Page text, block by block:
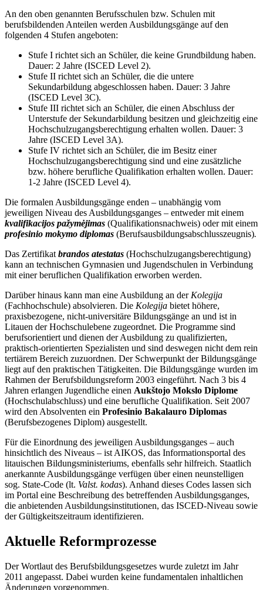
An den oben genannten Berufsschulen bzw. Schulen mit
berufsbildenden Anteilen werden Ausbildungsgänge auf den
folgenden 4 Stufen angeboten:
Stufe I richtet sich an Schüler, die keine Grundbildung haben.
Dauer: 2 Jahre (ISCED Level 2).
Stufe II richtet sich an Schüler, die die untere
Sekundarbildung abgeschlossen haben. Dauer: 3 Jahre
(ISCED Level 3C).
Stufe III richtet sich an Schüler, die einen Abschluss der
Unterstufe der Sekundarbildung besitzen und gleichzeitig eine
Hochschulzugangsberechtigung erhalten wollen. Dauer: 3
Jahre (ISCED Level 3A).
Stufe IV richtet sich an Schüler, die im Besitz einer
Hochschulzugangsberechtigung sind und eine zusätzliche
bzw. höhere berufliche Qualifikation erhalten wollen. Dauer:
1-2 Jahre (ISCED Level 4).
Die formalen Ausbildungsgänge enden – unabhängig vom
jeweiligen Niveau des Ausbildungsganges – entweder mit einem
kvalifikacijos pažymėjimas (Qualifikationsnachweis) oder mit einem
profesinio mokymo diplomas (Berufsausbildungsabschlusszeugnis).
Das Zertifikat brandos atestatas (Hochschulzugangsberechtigung)
kann an technischen Gymnasien und Jugendschulen in Verbindung
mit einer beruflichen Qualifikation erworben werden.
Darüber hinaus kann man eine Ausbildung an der Kolegija
(Fachhochschule) absolvieren. Die Kolegija bietet höhere,
praxisbezogene, nicht-universitäre Bildungsgänge an und ist in
Litauen der Hochschulebene zugeordnet. Die Programme sind
berufsorientiert und dienen der Ausbildung zu qualifizierten,
praktisch-orientierten Spezialisten und sind deswegen nicht dem rein
tertiärem Bereich zuzuordnen. Der Schwerpunkt der Bildungsgänge
liegt auf den praktischen Tätigkeiten. Die Bildungsgänge wurden im
Rahmen der Berufsbildungsreform 2003 eingeführt. Nach 3 bis 4
Jahren erlangen Jugendliche einen Aukštojo Mokslo Diplome
(Hochschulabschluss) und eine berufliche Qualifikation. Seit 2007
wird den Absolventen ein Profesinio Bakalauro Diplomas
(Berufsbezogenes Diplom) ausgestellt.
Für die Einordnung des jeweiligen Ausbildungsganges – auch
hinsichtlich des Niveaus – ist AIKOS, das Informationsportal des
litauischen Bildungsministeriums, ebenfalls sehr hilfreich. Staatlich
anerkannte Ausbildungsgänge verfügen über einen neunstelligen
sog. State-Code (lt. Valst. kodas). Anhand dieses Codes lassen sich
im Portal eine Beschreibung des betreffenden Ausbildungsganges,
die anbietenden Ausbildungsinstitutionen, das ISCED-Niveau sowie
der Gültigkeitszeitraum identifizieren.
Aktuelle Reformprozesse
Der Wortlaut des Berufsbildungsgesetzes wurde zuletzt im Jahr
2011 angepasst. Dabei wurden keine fundamentalen inhaltlichen
Änderungen vorgenommen.